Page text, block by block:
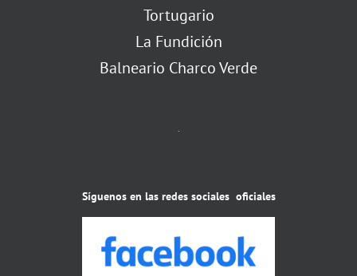
Tortugario
La Fundición
Balneario Charco Verde
.
Síguenos en las redes sociales oficiales